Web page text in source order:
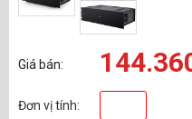
Giá bán:
Đơn vị tính: